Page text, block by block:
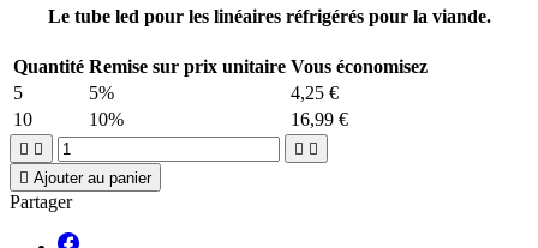
Le tube led pour les linéaires réfrigérés pour la viande.
Quantité Remise sur prix unitaire Vous économisez
5
5%
4,25 €
10
10% 16,99 €
   
 Ajouter au panier
Partager